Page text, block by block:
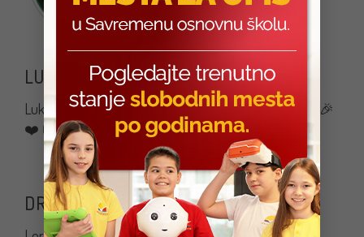
LUKA JE OSVOJIO TURNIR U INĐIJI! 💪
Luka je osvojio turnir u tenisu – uzrast do 12godina🙏🎉
❤️ Čestitamo! 💪
DRUGO MESTO ZA LORU U PLESU! 🤩